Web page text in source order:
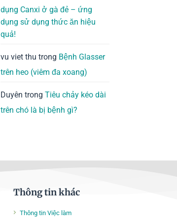
dụng Canxi ở gà đẻ – ứng
dụng sử dụng thức ăn hiệu
quả!
vu viet thu trong Bệnh Glasser
trên heo (viêm đa xoang)
Duyên trong Tiêu chảy kéo dài
trên chó là bị bệnh gì?
Thông tin khác
Thông tin Việc làm